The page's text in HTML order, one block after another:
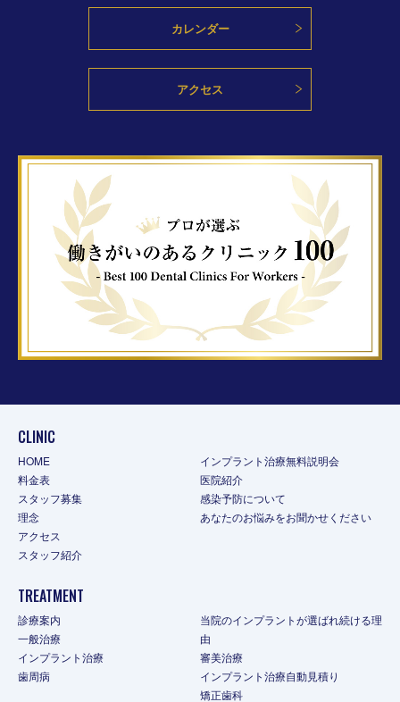
カレンダー
アクセス
CLINIC
HOME
料金表
スタッフ募集
理念
アクセス
スタッフ紹介
インプラント治療無料説明会
医院紹介
感染予防について
あなたのお悩みをお聞かせください
TREATMENT
診療案内
一般治療
インプラント治療
歯周病
当院のインプラントが選ばれ続ける理
由
審美治療
インプラント治療自動見積り
矯正歯科